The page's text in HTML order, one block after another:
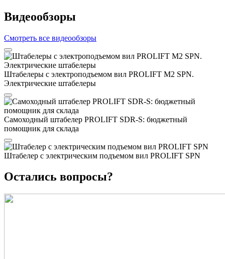
Видеообзоры
Смотреть все видеообзоры
Штабелеры с электроподъемом вил PROLIFT M2 SPN.
Электрические штабелеры
Самоходный штабелер PROLIFT SDR-S: бюджетный
помощник для склада
Штабелер с электрическим подъемом вил PROLIFT SPN
Остались вопросы?